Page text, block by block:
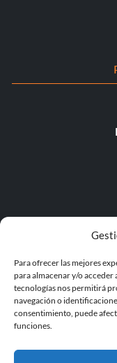
Para ofrecer las mejores
para almacenar y/o
tecnologías nos permitirá
navegación o
consentimiento, puede
funciones.